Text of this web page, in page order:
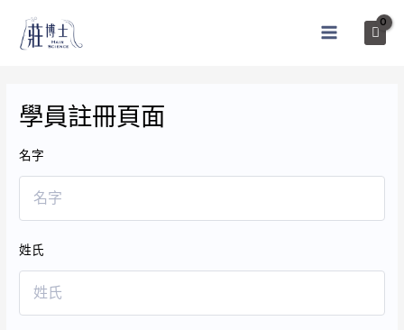
MAIN
學員註冊頁面
名字
姓氏